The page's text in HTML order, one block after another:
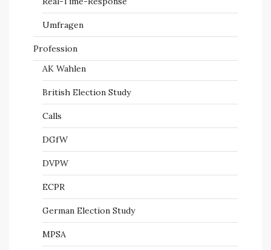
Umfragen
Profession
AK Wahlen
British Election Study
Calls
DGfW
DVPW
ECPR
German Election Study
MPSA